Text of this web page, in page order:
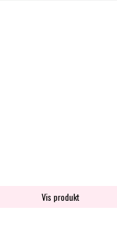
Vis produkt